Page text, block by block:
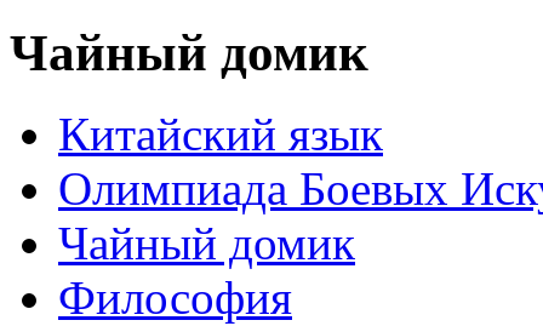
Чайный домик
Китайский язык
Олимпиада Боевых
Чайный домик
Философия